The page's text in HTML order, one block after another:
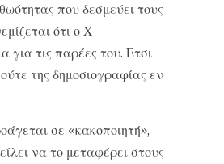
που δεσμεύει τους
ότι ο Χ
για τις παρέες του. Ετσι
της δημοσιογραφίας εν
σε «κακοποιητή»,
να το μεταφέρει στους